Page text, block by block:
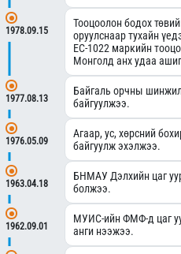
1978.09.15
Тооцоолон бодох
оруулснаар тухайн
ЕС-1022 маркийн
Монголд анх удаа
1977.08.13
Байгаль орчны
байгуулжээ.
1976.05.09
Агаар, ус, хөрсний
байгуулж эхэлжээ.
1963.04.18
БНМАУ Дэлхийн цаг
болжээ.
1962.09.01
МУИС-ийн ФМФ-д цаг
анги нээжээ.